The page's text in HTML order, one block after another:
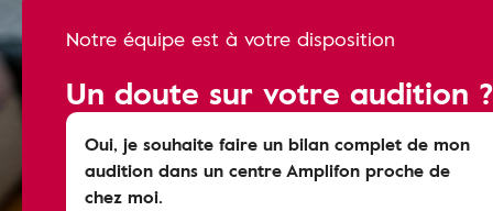
Notre équipe est à votre disposition
Un doute sur votre audition ?
Oui, je souhaite faire un bilan complet de mon
audition dans un centre Amplifon proche de
chez moi.